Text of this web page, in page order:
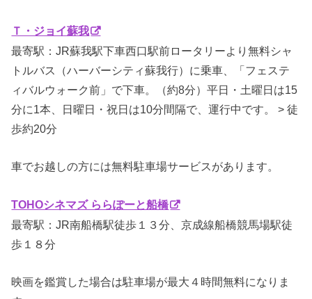
Ｔ・ジョイ蘇我
最寄駅：JR蘇我駅下車西口駅前ロータリーより無料シャ
トルバス（ハーバーシティ蘇我行）に乗車、「フェステ
ィバルウォーク前」で下車。（約8分）平日・土曜日は15
分に1本、日曜日・祝日は10分間隔で、運行中です。 > 徒
歩約20分
車でお越しの方には無料駐車場サービスがあります。
TOHOシネマズ ららぽーと船橋
最寄駅：JR南船橋駅徒歩１３分、京成線船橋競馬場駅徒
歩１８分
映画を鑑賞した場合は駐車場が最大４時間無料になりま